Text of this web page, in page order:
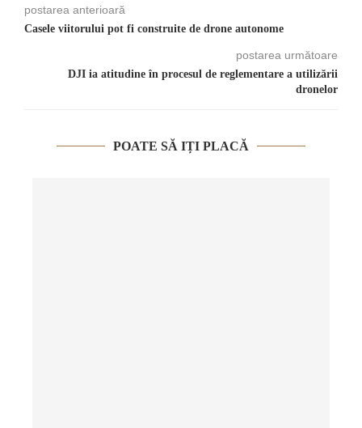
postarea anterioară
Casele viitorului pot fi construite de drone autonome
postarea următoare
DJI ia atitudine în procesul de reglementare a utilizării
dronelor
POATE SĂ IȚI PLACĂ